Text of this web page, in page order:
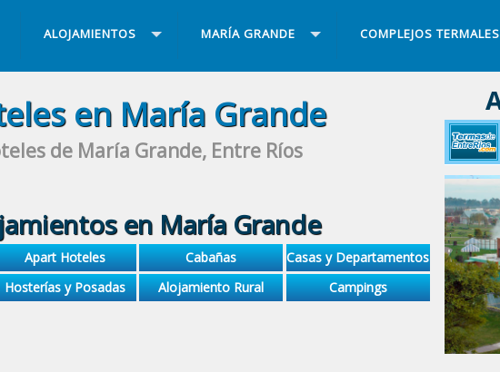
ALOJAMIENTOS MARÍA GRANDE COMPLEJOS TERMALES
en María Grande
de María Grande, Entre Ríos
en María Grande
Apart Hoteles Cabañas
Casas y Departamentos
Hosterías y Posadas Alojamiento Rural Campings